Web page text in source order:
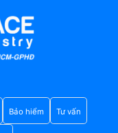
Bảo hiểm Tư vấn